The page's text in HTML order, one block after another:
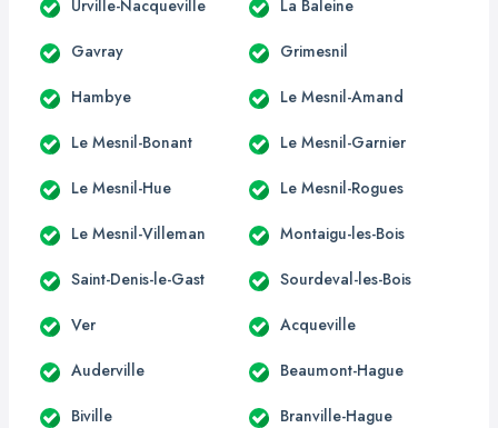
Urville-Nacqueville La Baleine
Gavray Grimesnil
Hambye Le Mesnil-Amand
Le Mesnil-Bonant Le Mesnil-Garnier
Le Mesnil-Hue Le Mesnil-Rogues
Le Mesnil-Villeman Montaigu-les-Bois
Saint-Denis-le-Gast Sourdeval-les-Bois
Ver Acqueville
Auderville Beaumont-Hague
Biville Branville-Hague